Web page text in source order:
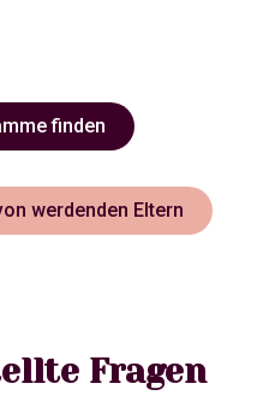
finden
werdenden Eltern
Fragen